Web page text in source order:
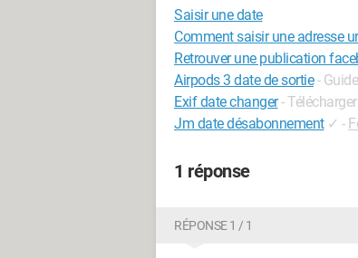
Saisir une date
Comment saisir une adresse
Retrouver une publication
Airpods 3 date de sortie - Guide
Exif date changer-
Jm date désabonnement ✓ -
1 réponse
RÉPONSE 1 / 1